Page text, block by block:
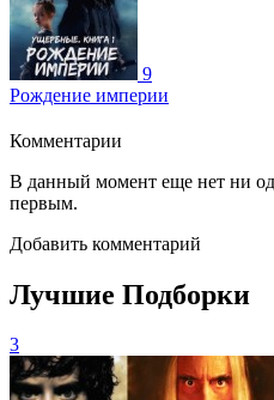
9
Рождение империи
Комментарии
В данный момент еще нет ни
первым.
Добавить комментарий
Лучшие Подборки
3